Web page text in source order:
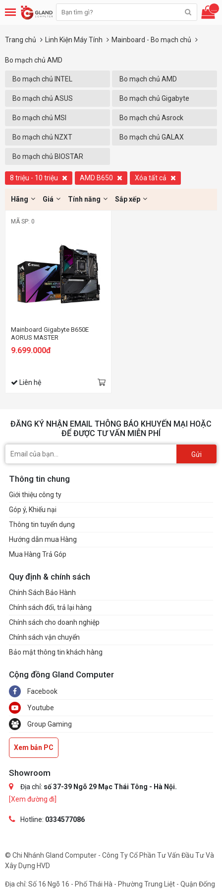
...
Trang chủ Linh Kiện Máy Tính Mainboard - Bo mạch chủ
Bo mạch chủ AMD
Bo mạch chủ INTEL Bo mạch chủ AMD
Bo mạch chủ ASUS Bo mạch chủ Gigabyte
Bo mạch chủ MSI Bo mạch chủ Asrock
Bo mạch chủ NZXT Bo mạch chủ GALAX
Bo mạch chủ BIOSTAR
8 triệu - 10 triệu AMD B650 Xóa tất cả
Hãng Giá Tính năng Sắp xếp
MÃ SP: 0
Mainboard Gigabyte B650E
AORUS MASTER
9.699.000đ
Liên hệ
ĐĂNG KÝ NHẬN EMAIL THÔNG BÁO KHUYẾN MẠI HOẶC
ĐỂ ĐƯỢC TƯ VẤN MIỄN PHÍ
Gửi
Thông tin chung
Giới thiệu công ty
Góp ý, Khiếu nại
Thông tin tuyển dụng
Hướng dẫn mua Hàng
Mua Hàng Trả Góp
Quy định & chính sách
Chính Sách Bảo Hành
Chính sách đổi, trả lại hàng
Chính sách cho doanh nghiệp
Chính sách vận chuyển
Bảo mật thông tin khách hàng
Cộng đồng Gland Computer
Facebook
Youtube
Group Gaming
Xem bản PC
Showroom
Địa chỉ: số 37-39 Ngõ 29 Mạc Thái Tông - Hà Nội.
[Xem đường đi]
Hotline: 0334577086
© Chi Nhánh Gland Computer - Công Ty Cổ Phần Tư Vấn Đầu Tư Và
Xây Dựng HVD
Địa chỉ: Số 16 Ngõ 16 - Phố Thái Hà - Phường Trung Liệt - Quận Đống